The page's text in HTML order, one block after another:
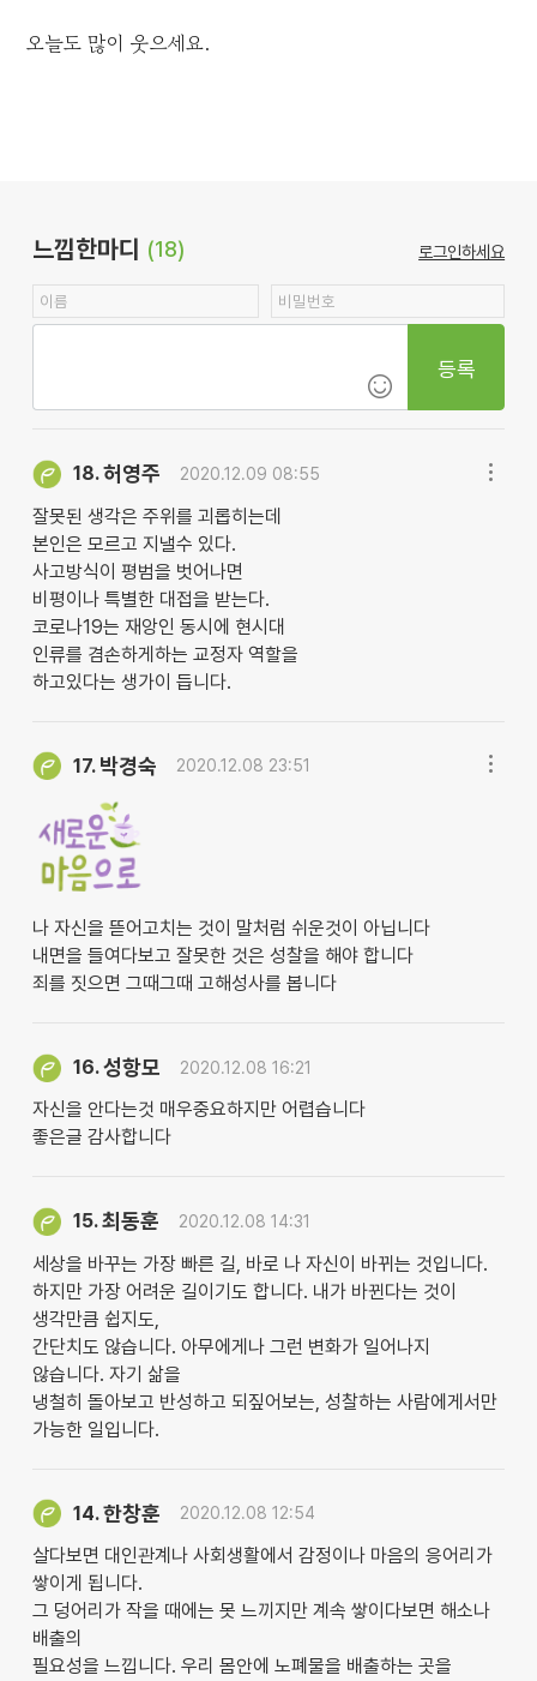
오늘도 많이 웃으세요.
느낌한마디 (18) 로그인하세요
등록
18.허영주 2020.12.09 08:55
잘못된 생각은 주위를 괴롭히는데
본인은 모르고 지낼수 있다.
사고방식이 평범을 벗어나면
비평이나 특별한 대접을 받는다.
코로나19는 재앙인 동시에 현시대
인류를 겸손하게하는 교정자 역할을
하고있다는 생가이 듭니다.
17. 박경숙 2020.12.08 23:51
나 자신을 뜯어고치는 것이 말처럼 쉬운것이 아닙니다
내면을 들여다보고 잘못한 것은 성찰을 해야 합니다
죄를 짓으면 그때그때 고해성사를 봅니다
16.성항모 2020.12.08 16:21
자신을 안다는것 매우중요하지만 어렵습니다
좋은글 감사합니다
15.최동훈 2020.12.08 14:31
세상을 바꾸는 가장 빠른 길, 바로 나 자신이 바뀌는 것입니다.
하지만 가장 어려운 길이기도 합니다. 내가 바뀐다는 것이
생각만큼 쉽지도,
간단치도 않습니다. 아무에게나 그런 변화가 일어나지
않습니다. 자기 삶을
냉철히 돌아보고 반성하고 되짚어보는, 성찰하는 사람에게서만
가능한 일입니다.
14.한창훈 2020.12.08 12:54
살다보면 대인관계나 사회생활에서 감정이나 마음의 응어리가
쌓이게 됩니다.
그 덩어리가 작을 때에는 못 느끼지만 계속 쌓이다보면 해소나
배출의
필요성을 느낍니다. 우리 몸안에 노폐물을 배출하는 곳을